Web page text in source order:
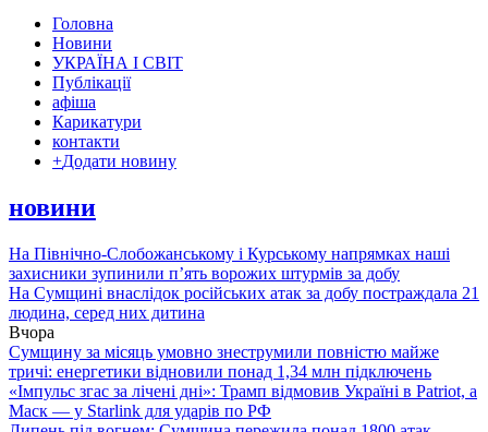
Головна
Новини
УКРАЇНА І СВІТ
Публікації
афіша
Карикатури
контакти
+Додати новину
новини
На Північно-Слобожанському і Курському напрямках наші
захисники зупинили п’ять ворожих штурмів за добу
На Сумщині внаслідок російських атак за добу постраждала 21
людина, серед них дитина
Вчора
Сумщину за місяць умовно знеструмили повністю майже
тричі: енергетики відновили понад 1,34 млн підключень
«Імпульс згас за лічені дні»: Трамп відмовив Україні в Patriot, а
Маск — у Starlink для ударів по РФ